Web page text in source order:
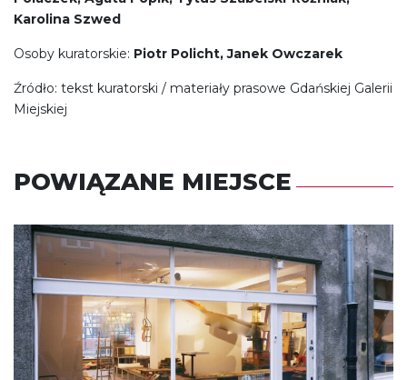
Karolina Szwed
Osoby kuratorskie: Piotr Policht, Janek Owczarek
Źródło: tekst kuratorski / materiały prasowe Gdańskiej Galerii
Miejskiej
POWIĄZANE MIEJSCE